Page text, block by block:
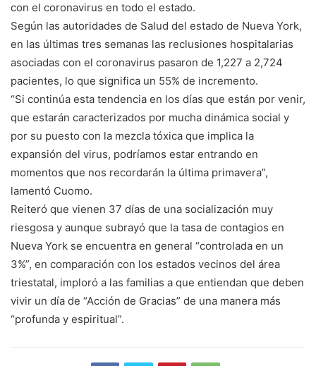
con el coronavirus en todo el estado.
Según las autoridades de Salud del estado de Nueva York,
en las últimas tres semanas las reclusiones hospitalarias
asociadas con el coronavirus pasaron de 1,227 a 2,724
pacientes, lo que significa un 55% de incremento.
“Si continúa esta tendencia en los días que están por venir,
que estarán caracterizados por mucha dinámica social y
por su puesto con la mezcla tóxica que implica la
expansión del virus, podríamos estar entrando en
momentos que nos recordarán la última primavera”,
lamentó Cuomo.
Reiteró que vienen 37 días de una socialización muy
riesgosa y aunque subrayó que la tasa de contagios en
Nueva York se encuentra en general “controlada en un
3%”, en comparación con los estados vecinos del área
triestatal, imploró a las familias a que entiendan que deben
vivir un día de “Acción de Gracias” de una manera más
“profunda y espiritual”.